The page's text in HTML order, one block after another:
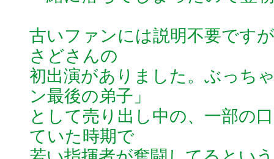
古いファンには説明不要です
さどさんの
初出演がありました。ぶっち
ン最後の弟子」
として売り出し中の、一部の
ていた時期で